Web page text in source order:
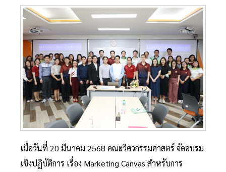
เมื่อวันที่ 20 มีนาคม 2568 คณะวิศวกรรมศาสตร์ จัดอบรม
เชิงปฏิบัติการ เรื่อง Marketing Canvas สำหรับการ